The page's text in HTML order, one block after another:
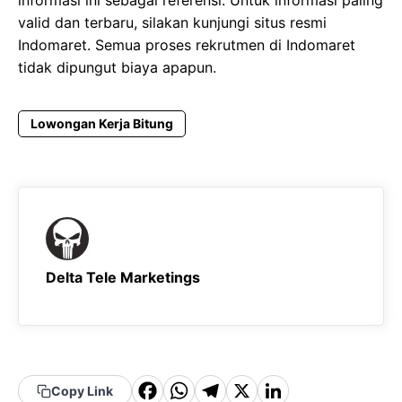
valid dan terbaru, silakan kunjungi situs resmi
Indomaret. Semua proses rekrutmen di Indomaret
tidak dipungut biaya apapun.
Lowongan Kerja Bitung
Delta Tele Marketings
Copy Link
F WT X Li